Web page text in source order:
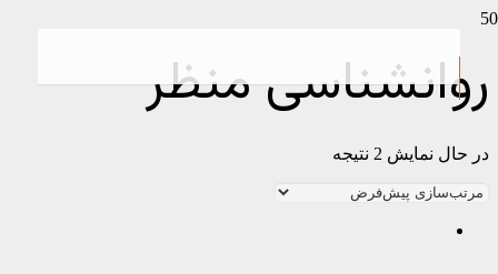
روانشناسی منظر
در حال نمایش 2 نتیجه